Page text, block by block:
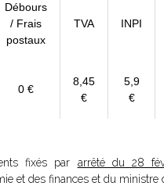
Débours
/ Frais
postaux
TVA INPI
0 €
8,45
€
5,9
€
fixés par arrêté du 28
et des finances et du ministre